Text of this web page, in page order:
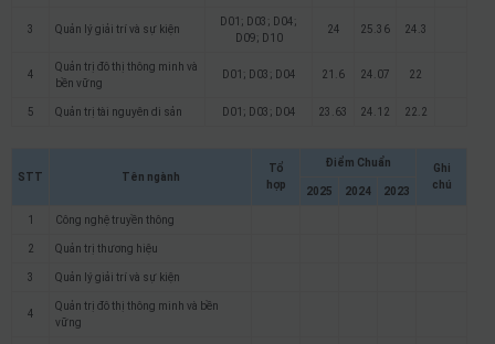
3 Quản lý giải trí và sự kiện
D01; D03; D04;
D09; D10
24 25.36 24.3
4
Quản trị đô thị thông minh và
bền vững
D01; D03; D04 21.6 24.07 22
5 Quản trị tài nguyên di sản D01; D03; D04 23.63 24.12 22.2
STT Tên ngành
Tổ
hợp
Điểm Chuẩn
Ghi
chú
2025 2024 2023
1 Công nghệ truyền thông
2 Quản trị thương hiệu
3 Quản lý giải trí và sự kiện
4
Quản trị đô thị thông minh và bền
vững